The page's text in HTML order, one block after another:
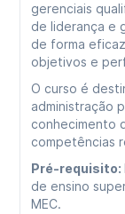
gerenciais
de liderança e
de forma
objetivos e
O curso é
administração
conhecimento
competências
Pré-requisito:
de ensino
MEC.